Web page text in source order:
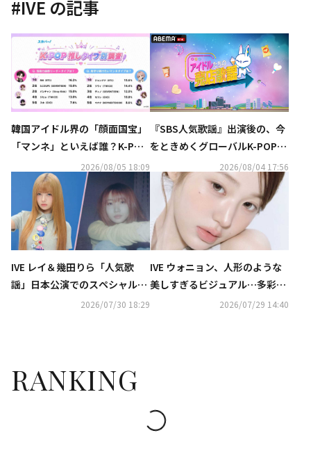
#IVE の記事
韓国アイドル界の「顔面国宝」
「マンネ」といえば誰？K-POP
推しタイプ別調査の結果が明ら
2026/08/05 18:09
『SBS人気歌謡』出演後の、今
をときめくグローバルK-POPア
ーティストたちが週替わりで登
場する新感覚バラエティ番組
『アイドルたちの売店歌謡』を
「ABEMA」にて無料独占配信中
2026/08/04 17:56
IVE レイ＆幾田りら「人気歌
謡」日本公演でのスペシャルコ
ラボステージ決定！2026/07/30 18:29
IVE ウォニョン、人形のような
美しすぎるビジュアル…多彩な
コンセプトを表現2026/07/29 14:40
RANKING